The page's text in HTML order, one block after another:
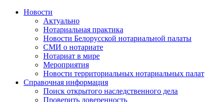
Новости
Актуально
Нотариальная практика
Новости Белорусской нотариальной палаты
СМИ о нотариате
Нотариат в мире
Мероприятия
Новости территориальных нотариальных палат
Справочная информация
Поиск открытого наследственного дела
Проверить доверенность